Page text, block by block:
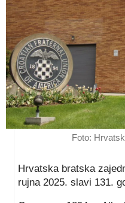
Foto:
Hrvatska bratska
rujna 2025. slavi 131.